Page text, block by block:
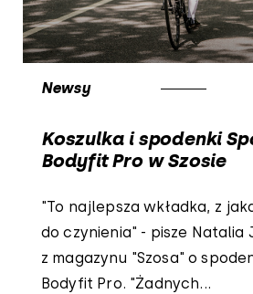
Newsy
Koszulka i spodenki
Bodyfit Pro w Szosie
"To najlepsza wkładka, z
do czynienia" - pisze Natalia
z magazynu "Szosa" o
Bodyfit Pro. "Żadnych...